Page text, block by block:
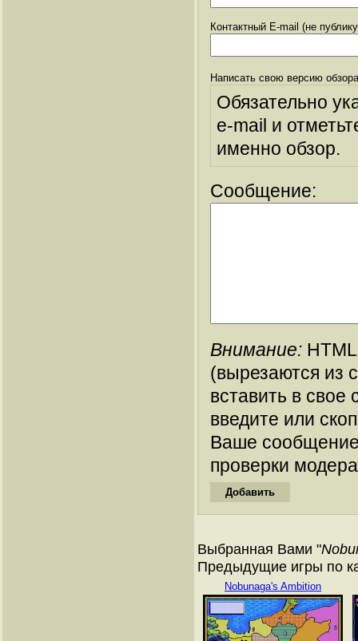
Контактный E-mail (не
Написать свою версию
Обязательно
e-mail и
именно обзор.
Сообщение:
Внимание:
(вырезаются из
вставить в
введите или
Ваше
проверки
Выбранная Вами "
Предыдущие игры по
Nobunaga's Ambition